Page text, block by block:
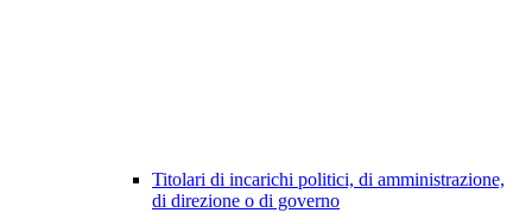
Titolari di incarichi politici, di amministrazione,
di direzione o di governo